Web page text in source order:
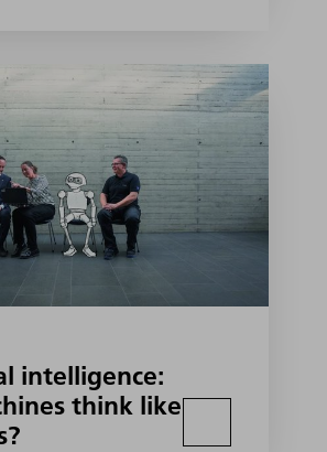
intelligence:
think like